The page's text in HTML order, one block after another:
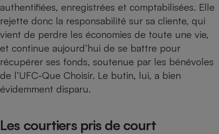
authentifiées, enregistrées et comptabilisées. Elle
rejette donc la responsabilité sur sa cliente, qui
vient de perdre les économies de toute une vie,
et continue aujourd’hui de se battre pour
récupérer ses fonds, soutenue par les bénévoles
de l’UFC-Que Choisir. Le butin, lui, a bien
évidemment disparu.
Les courtiers pris de court